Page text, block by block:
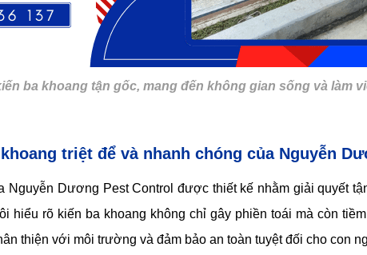
ba khoang tận gốc, mang đến không gian sống và làm
triệt để và nhanh chóng của Nguyễn
Nguyễn Dương Pest Control được thiết kế nhằm giải quyết
hiểu rõ kiến ba khoang không chỉ gây phiền toái mà còn
thiện với môi trường và đảm bảo an toàn tuyệt đối cho con